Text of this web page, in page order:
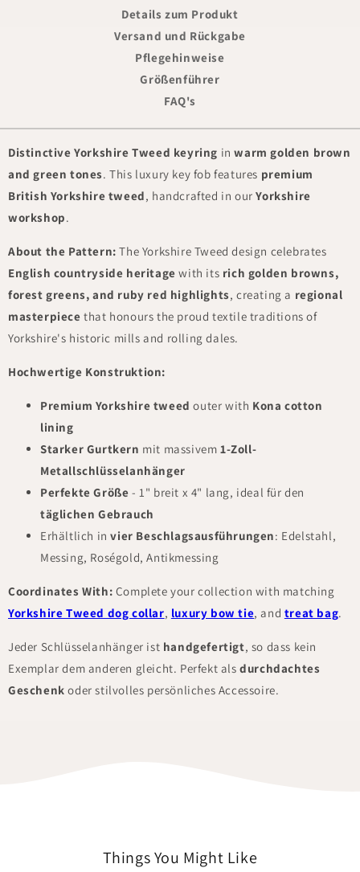
Details zum Produkt
Versand und Rückgabe
Pflegehinweise
Größenführer
FAQ's
Distinctive Yorkshire Tweed keyring inwarm golden brown
and green tones. This luxury key fob features premium
British Yorkshire tweed, handcrafted in ourYorkshire
workshop.
About the Pattern: The Yorkshire Tweed design celebrates
English countryside heritage with its rich golden browns,
forest greens, and ruby red highlights, creating a regional
masterpiece that honours the proud textile traditions of
Yorkshire's historic mills and rolling dales.
Hochwertige Konstruktion:
Premium Yorkshire tweed outer with Kona cotton
lining
Starker Gurtkern mit massivem1-Zoll-
Metallschlüsselanhänger
Perfekte Größe - 1" breit x 4" lang, ideal für den
täglichen Gebrauch
Erhältlich invier Beschlagsausführungen: Edelstahl,
Messing, Roségold, Antikmessing
Coordinates With: Complete your collection with matching
Yorkshire Tweed dog collar, luxury bow tie, and treat bag.
Jeder Schlüsselanhänger ist handgefertigt, so dass kein
Exemplar dem anderen gleicht. Perfekt alsdurchdachtes
Geschenk oder stilvolles persönliches Accessoire.
Things You Might Like